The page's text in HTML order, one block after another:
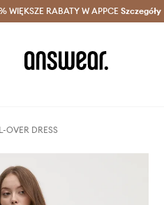
> Dostawa nawet w 24h >
WIĘKSZE RABATY W APPCE Szczegóły
DRESS